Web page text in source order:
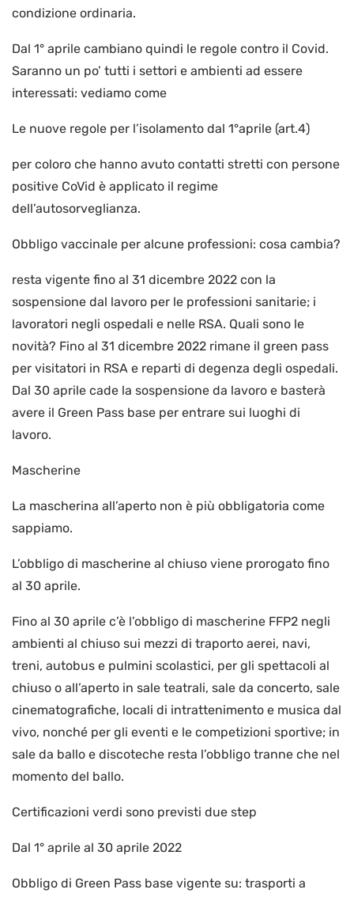
condizione ordinaria.
Dal 1° aprile cambiano quindi le regole contro il Covid.
Saranno un po’ tutti i settori e ambienti ad essere
interessati: vediamo come
Le nuove regole per l’isolamento dal 1°aprile (art.4)
per coloro che hanno avuto contatti stretti con persone
positive CoVid è applicato il regime
dell’autosorveglianza.
Obbligo vaccinale per alcune professioni: cosa cambia?
resta vigente fino al 31 dicembre 2022 con la
sospensione dal lavoro per le professioni sanitarie; i
lavoratori negli ospedali e nelle RSA. Quali sono le
novità? Fino al 31 dicembre 2022 rimane il green pass
per visitatori in RSA e reparti di degenza degli ospedali.
Dal 30 aprile cade la sospensione da lavoro e basterà
avere il Green Pass base per entrare sui luoghi di
lavoro.
Mascherine
La mascherina all’aperto non è più obbligatoria come
sappiamo.
L’obbligo di mascherine al chiuso viene prorogato fino
al 30 aprile.
Fino al 30 aprile c’è l’obbligo di mascherine FFP2 negli
ambienti al chiuso sui mezzi di traporto aerei, navi,
treni, autobus e pulmini scolastici, per gli spettacoli al
chiuso o all’aperto in sale teatrali, sale da concerto, sale
cinematografiche, locali di intrattenimento e musica dal
vivo, nonché per gli eventi e le competizioni sportive; in
sale da ballo e discoteche resta l’obbligo tranne che nel
momento del ballo.
Certificazioni verdi sono previsti due step
Dal 1° aprile al 30 aprile 2022
Obbligo di Green Pass base vigente su: trasporti a